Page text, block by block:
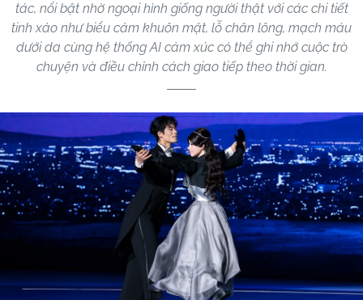
tác, nổi bật nhờ ngoại hình giống người thật với các chi tiết
tinh xảo như biểu cảm khuôn mặt, lỗ chân lông, mạch máu
dưới da cùng hệ thống AI cảm xúc có thể ghi nhớ cuộc trò
chuyện và điều chỉnh cách giao tiếp theo thời gian.